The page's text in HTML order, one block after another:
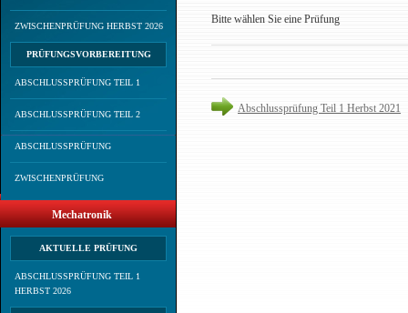
ZWISCHENPRÜFUNG HERBST 2026
PRÜFUNGSVORBEREITUNG
ABSCHLUSSPRÜFUNG TEIL 1
ABSCHLUSSPRÜFUNG TEIL 2
ABSCHLUSSPRÜFUNG
ZWISCHENPRÜFUNG
Mechatronik
AKTUELLE PRÜFUNG
ABSCHLUSSPRÜFUNG TEIL 1
HERBST 2026
Bitte wählen Sie eine Prüfung
Abschlussprüfung Teil 1 Herbst 2021